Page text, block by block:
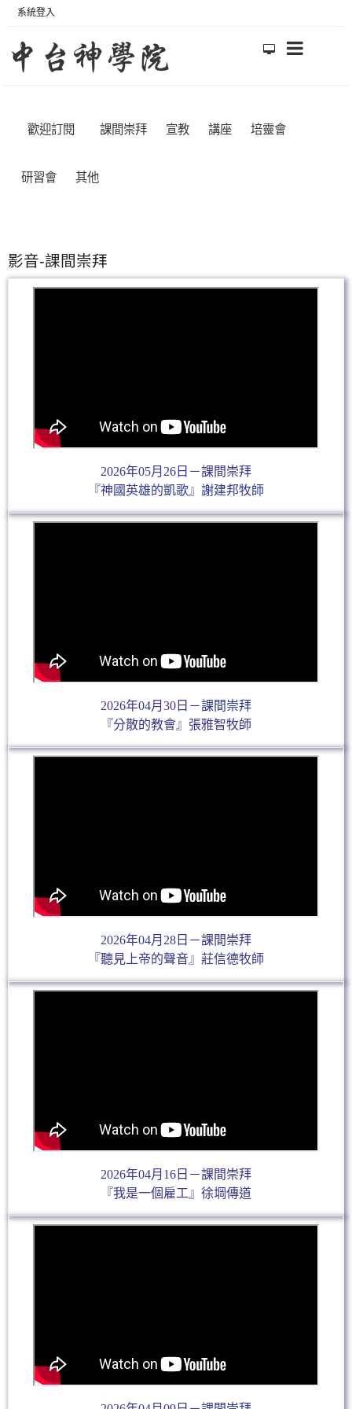
系統登入
歡迎訂閱 課間崇拜 宣教 講座 培靈會
研習會 其他
影音-課間崇拜
2026年05月26日－課間崇拜
『神國英雄的凱歌』謝建邦牧師
2026年04月30日－課間崇拜
『分散的教會』張雅智牧師
2026年04月28日－課間崇拜
『聽見上帝的聲音』莊信德牧師
2026年04月16日－課間崇拜
『我是一個雇工』徐堈傳道